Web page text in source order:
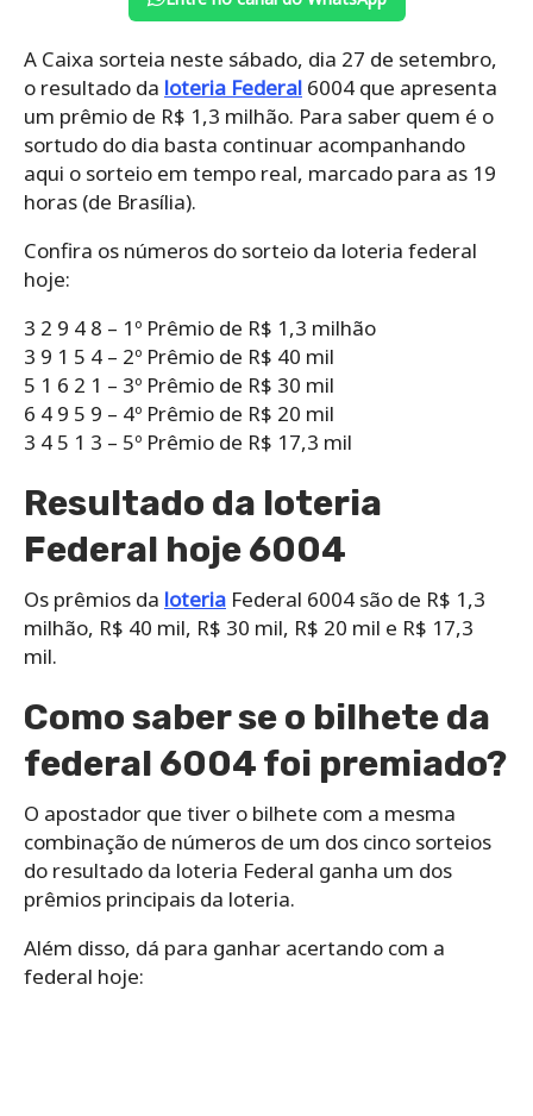
A Caixa sorteia neste sábado, dia 27 de setembro,
o resultado da loteria Federal 6004 que apresenta
um prêmio de R$ 1,3 milhão. Para saber quem é o
sortudo do dia basta continuar acompanhando
aqui o sorteio em tempo real, marcado para as 19
horas (de Brasília).
Confira os números do sorteio da loteria federal
hoje:
3 2 9 4 8 – 1º Prêmio de R$ 1,3 milhão
3 9 1 5 4 – 2º Prêmio de R$ 40 mil
5 1 6 2 1 – 3º Prêmio de R$ 30 mil
6 4 9 5 9 – 4º Prêmio de R$ 20 mil
3 4 5 1 3 – 5º Prêmio de R$ 17,3 mil
Resultado da loteria
Federal hoje 6004
Os prêmios da loteria Federal 6004 são de R$ 1,3
milhão, R$ 40 mil, R$ 30 mil, R$ 20 mil e R$ 17,3
mil.
Como saber se o bilhete da
federal 6004 foi premiado?
O apostador que tiver o bilhete com a mesma
combinação de números de um dos cinco sorteios
do resultado da loteria Federal ganha um dos
prêmios principais da loteria.
Além disso, dá para ganhar acertando com a
federal hoje: